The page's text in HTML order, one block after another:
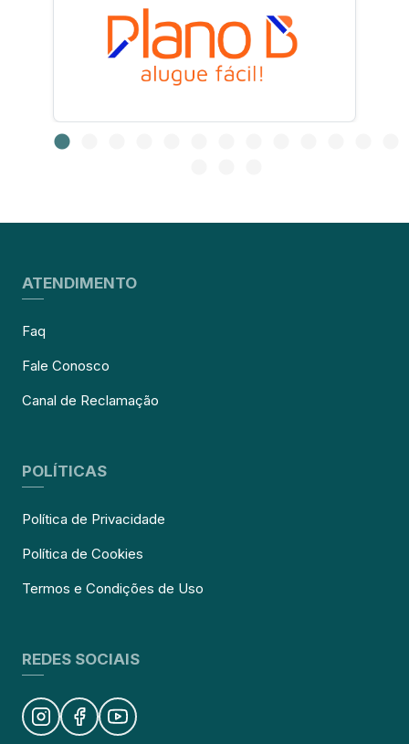
ATENDIMENTO
Faq
Fale Conosco
Canal de Reclamação
POLÍTICAS
Política de Privacidade
Política de Cookies
Termos e Condições de Uso
REDES SOCIAIS